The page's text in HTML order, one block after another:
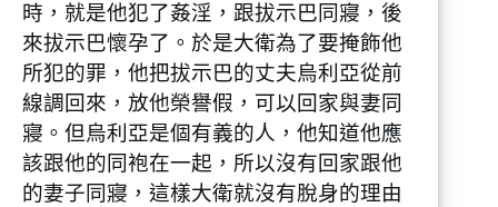
時，就是他犯了姦淫，跟拔示巴同寢，後
來拔示巴懷孕了。於是大衛為了要掩飾他
所犯的罪，他把拔示巴的丈夫烏利亞從前
線調回來，放他榮譽假，可以回家與妻同
寢。但烏利亞是個有義的人，他知道他應
該跟他的同袍在一起，所以沒有回家跟他
的妻子同寢，這樣大衛就沒有脫身的理由